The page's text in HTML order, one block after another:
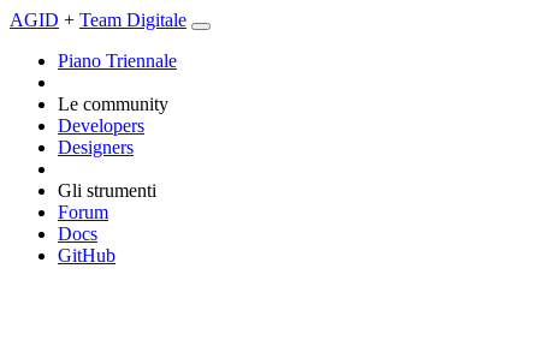
AGID + Team Digitale
Piano Triennale
Le community
Developers
Designers
Gli strumenti
Forum
Docs
GitHub